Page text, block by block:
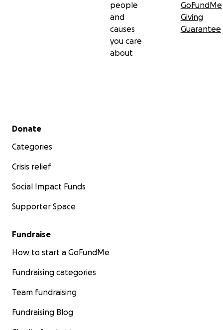
people
and
causes
you care
about
GoFundMe
Giving
Guarantee
Secondary menu
Donate
Categories
Crisis relief
Social Impact Funds
Supporter Space
Fundraise
How to start a GoFundMe
Fundraising categories
Team fundraising
Fundraising Blog